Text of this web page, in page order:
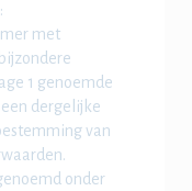
met
1 genoemde
dergelijke
van
onder